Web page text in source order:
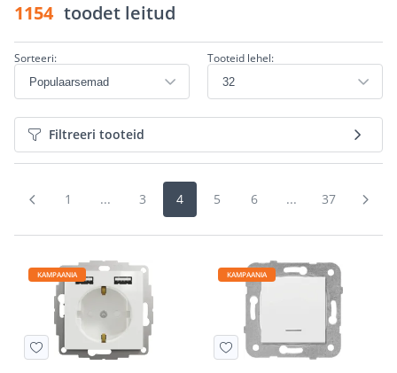
1154 toodet leitud
Sorteeri: Tooteid lehel:
Filtreeri tooteid
1 ... 3 4 5 6 ... 37
KAMPAANIA KAMPAANIA